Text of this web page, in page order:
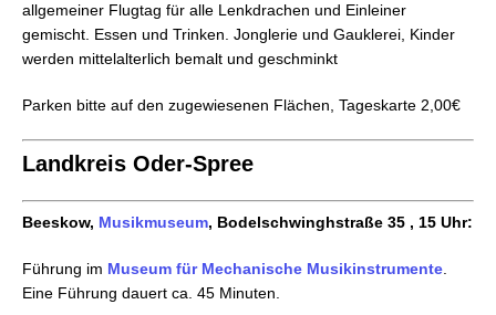
allgemeiner Flugtag für alle Lenkdrachen und Einleiner
gemischt. Essen und Trinken. Jonglerie und Gauklerei, Kinder
werden mittelalterlich bemalt und geschminkt
Parken bitte auf den zugewiesenen Flächen, Tageskarte 2,00€
Landkreis Oder-Spree
Beeskow, Musikmuseum, Bodelschwinghstraße 35 , 15 Uhr:
Führung im Museum für Mechanische Musikinstrumente.
Eine Führung dauert ca. 45 Minuten.